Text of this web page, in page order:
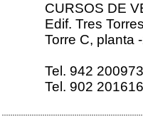
CURSOS DE
Edif. Tres
Torre C, planta
Tel. 942 200973
Tel. 902 201616